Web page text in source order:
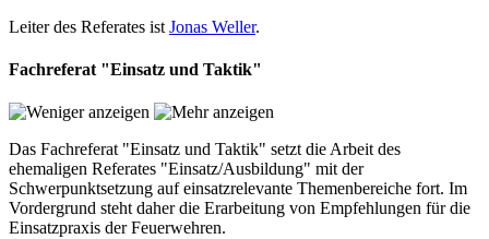
Leiter des Referates ist Jonas Weller.
Fachreferat "Einsatz und Taktik"
Das Fachreferat "Einsatz und Taktik" setzt die Arbeit des
ehemaligen Referates "Einsatz/Ausbildung" mit der
Schwerpunktsetzung auf einsatzrelevante Themenbereiche fort. Im
Vordergrund steht daher die Erarbeitung von Empfehlungen für die
Einsatzpraxis der Feuerwehren.